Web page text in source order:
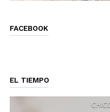
FACEBOOK
EL TIEMPO